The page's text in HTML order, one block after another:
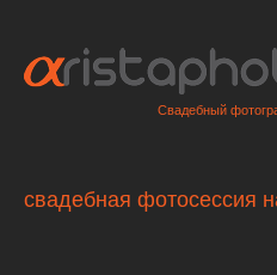
Свадебный
свадебная фотосессия